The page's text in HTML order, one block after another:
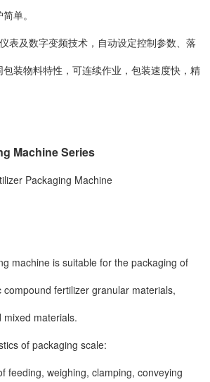
单。
表及数字变频技术，自动设定控制参数、落
装物料特性，可连续作业，包装速度快，精
Machine Series
Packaging Machine
machine is suitable for the packaging of
fertilizer granular materials,
materials.
of packaging scale:
feeding, weighing, clamping, conveying